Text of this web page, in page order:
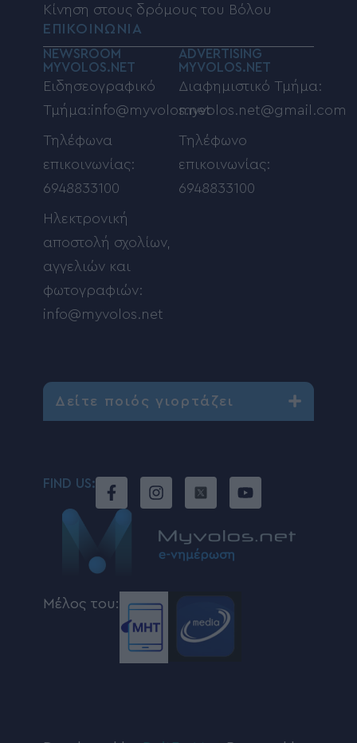
Κίνηση στους δρόμους του Βόλου
ΕΠΙΚΟΙΝΩΝΙΑ
NEWSROOM
MYVOLOS.NET
Ειδησεογραφικό
Τμήμα:info@myvolos.net
Τηλέφωνα
επικοινωνίας:
6948833100
Ηλεκτρονική
αποστολή σχολίων,
αγγελιών και
φωτογραφιών:
info@myvolos.net
ADVERTISING
MYVOLOS.NET
Διαφημιστικό Τμήμα:
myvolos.net@gmail.com
Τηλέφωνο
επικοινωνίας:
6948833100
Δείτε ποιός γιορτάζει
FIND US:
Μέλος του: